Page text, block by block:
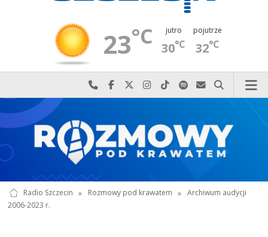
23°C jutro
30°C
pojutrze
32°C
Najlepiej po prostu do nas zadzwoń
Odwiedź nas na Facebook-u
Odwiedź nas na X
Odwiedź nas na Instagram-ie
Odwiedź nas na TikTok-u
Szukaj nas na Spotify
Wyślij do nas
Szukaj
Radio Szczecin » Rozmowy pod krawatem » Archiwum audycji
2006-2023 r.